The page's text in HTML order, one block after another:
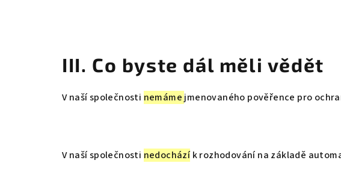
III. Co byste dál měli vědět
V naší společnosti nemáme jmenovaného pověřence pro
V naší společnosti nedocházík rozhodování na základě